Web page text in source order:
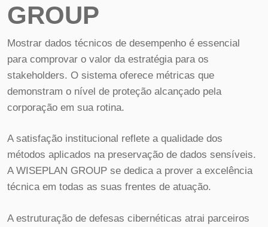
GROUP
Mostrar dados técnicos de desempenho é essencial
para comprovar o valor da estratégia para os
stakeholders. O sistema oferece métricas que
demonstram o nível de proteção alcançado pela
corporação em sua rotina.
A satisfação institucional reflete a qualidade dos
métodos aplicados na preservação de dados sensíveis.
A WISEPLAN GROUP se dedica a prover a excelência
técnica em todas as suas frentes de atuação.
A estruturação de defesas cibernéticas atrai parceiros